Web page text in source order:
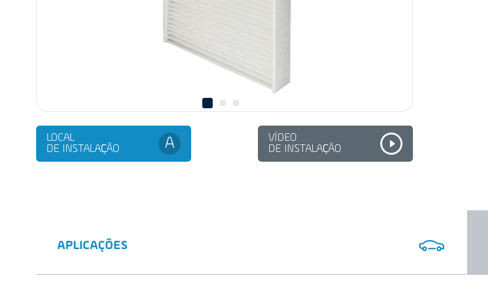
LOCAL
DE INSTALAÇÃO
A
VÍDEO
DE INSTALAÇÃO
APLICAÇÕES